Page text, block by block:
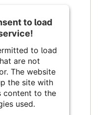
to load
to load
are not
The website
the site with
content to the
used.